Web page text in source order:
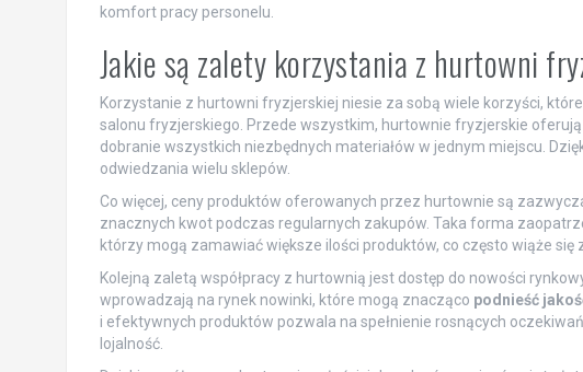
komfort pracy personelu.
Jakie są zalety korzystania z hurtowni
Korzystanie z hurtowni fryzjerskiej niesie za sobą wiele korzyści,
salonu fryzjerskiego. Przede wszystkim, hurtownie fryzjerskie oferują
dobranie wszystkich niezbędnych materiałów w jednym miejscu.
odwiedzania wielu sklepów.
Co więcej, ceny produktów oferowanych przez hurtownie są
znacznych kwot podczas regularnych zakupów. Taka forma
którzy mogą zamawiać większe ilości produktów, co często wiąże się
Kolejną zaletą współpracy z hurtownią jest dostęp do nowości
wprowadzają na rynek nowinki, które mogą znacząco podnieść
i efektywnych produktów pozwala na spełnienie rosnących
lojalność.